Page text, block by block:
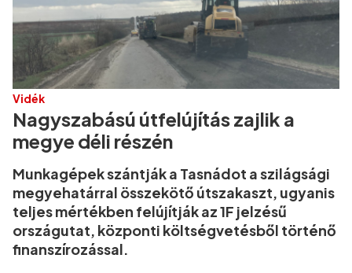
Vidék
Nagyszabású útfelújítás zajlik a
megye déli részén
Munkagépek szántják a Tasnádot a szilágsági
megyehatárral összekötő útszakaszt, ugyanis
teljes mértékben felújítják az 1F jelzésű
országutat, központi költségvetésből történő
finanszírozással.